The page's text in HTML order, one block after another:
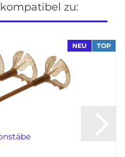
zu:
NEU TOP